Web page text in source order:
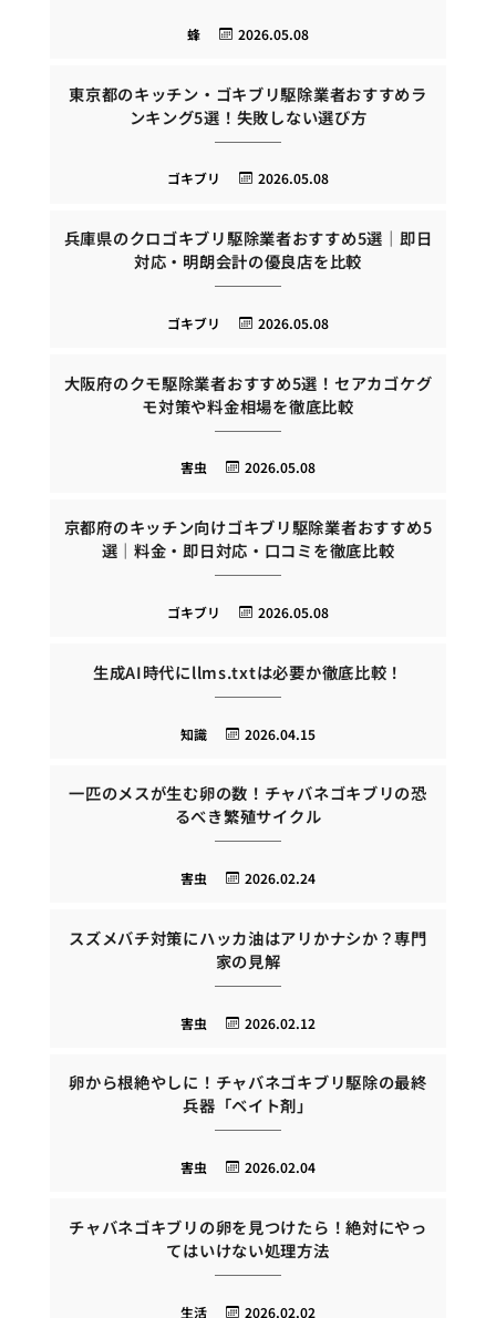
2026.05.08
蜂
東京都のキッチン・ゴキブリ駆除業者おすすめラ
ンキング5選！失敗しない選び方
2026.05.08
ゴキブリ
兵庫県のクロゴキブリ駆除業者おすすめ5選｜即日
対応・明朗会計の優良店を比較
2026.05.08
ゴキブリ
大阪府のクモ駆除業者おすすめ5選！セアカゴケグ
モ対策や料金相場を徹底比較
2026.05.08
害虫
京都府のキッチン向けゴキブリ駆除業者おすすめ5
選｜料金・即日対応・口コミを徹底比較
2026.05.08
ゴキブリ
生成AI時代にllms.txtは必要か徹底比較！
2026.04.15
知識
一匹のメスが生む卵の数！チャバネゴキブリの恐
るべき繁殖サイクル
2026.02.24
害虫
スズメバチ対策にハッカ油はアリかナシか？専門
家の見解
2026.02.12
害虫
卵から根絶やしに！チャバネゴキブリ駆除の最終
兵器「ベイト剤」
2026.02.04
害虫
チャバネゴキブリの卵を見つけたら！絶対にやっ
てはいけない処理方法
2026.02.02
生活